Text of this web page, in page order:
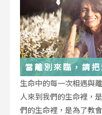
當離別來臨，請
生命中的每一次相遇與
人來到我們的生命裡，
們的生命裡，是為了教